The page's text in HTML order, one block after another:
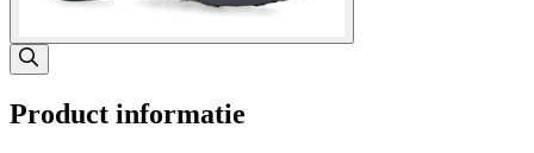
Product informatie